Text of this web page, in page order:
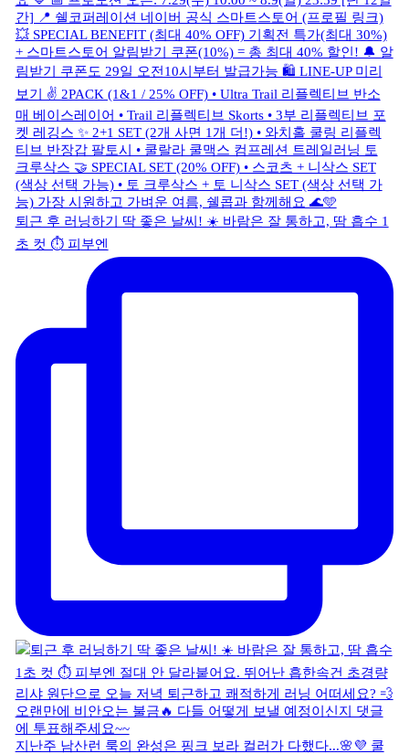
퇴근 후 러닝하기 딱 좋은 날씨! ☀️ 바람은 잘 통하고, 땀 흡수 1
초 컷 ⏱️ 피부엔
지난주 남산런 룩의 완성은 핑크 보라 컬러가 다했다...🌸💜 쿨